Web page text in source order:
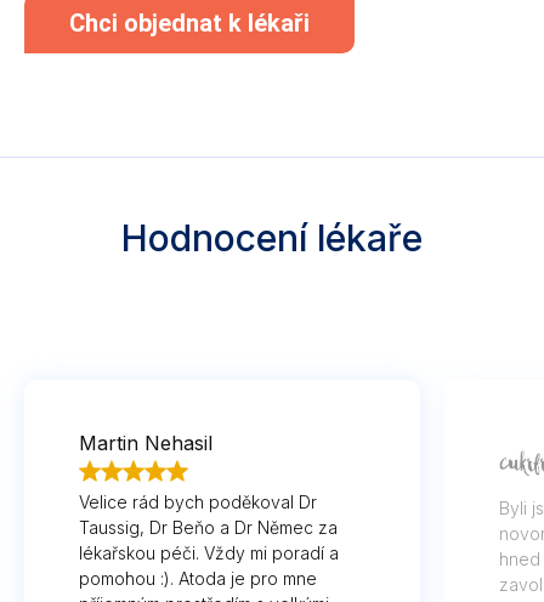
Chci objednat k lékaři
Hodnocení lékaře
Martin Nehasil
Velice rád bych poděkoval Dr
Taussig, Dr Beňo a Dr Němec za
lékařskou péči. Vždy mi poradí a
pomohou :). Atoda je pro mne
Byli